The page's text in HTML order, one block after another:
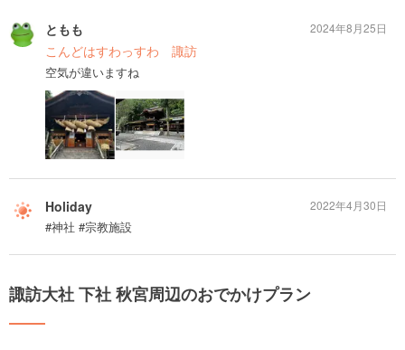
ともも
こんどはすわっすわ 諏訪
空気が違いますね
2024年8月25日
Holiday
#神社 #宗教施設
2022年4月30日
諏訪大社 下社 秋宮周辺のおでかけプラン